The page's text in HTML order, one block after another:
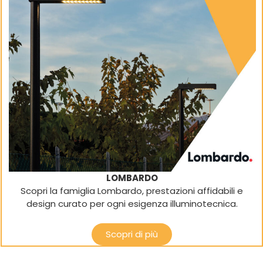
LOMBARDO
Scopri la famiglia Lombardo, prestazioni affidabili e
design curato per ogni esigenza illuminotecnica.
Scopri di più